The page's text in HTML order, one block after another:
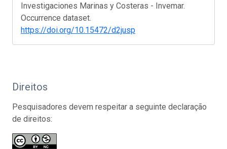
Investigaciones Marinas y Costeras - Invemar.
Occurrence dataset.
https://doi.org/10.15472/d2jusp
Direitos
Pesquisadores devem respeitar a seguinte declaração
de direitos: